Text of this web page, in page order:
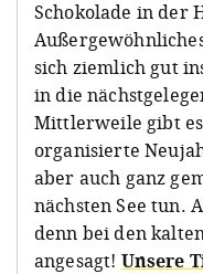
Schokolade in der
sich ziemlich gut
in die
Mittlerweile gibt
organisierte
aber auch ganz
nächsten See tun.
denn bei den
angesagt! Unsere